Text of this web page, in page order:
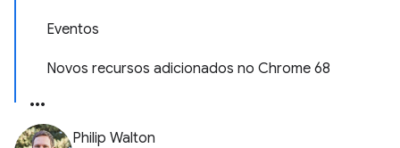
Eventos
Novos recursos adicionados no Chrome 68
Philip Walton